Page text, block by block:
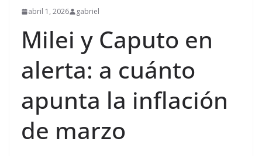
abril 1, 2026 gabriel
Milei y Caputo en
alerta: a cuánto
apunta la inflación
de marzo